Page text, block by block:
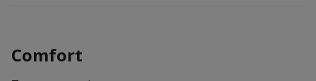
Comfort